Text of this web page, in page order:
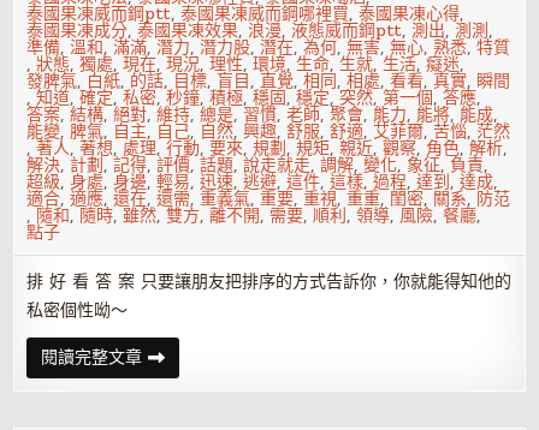
泰國果凍威而鋼ptt,泰國果凍威而鋼哪裡買,泰國果凍心得,
泰國果凍成分,泰國果凍效果,浪漫,液態威而鋼ptt,測出,測測,
準備,溫和,滿滿,潛力,潛力股,潛在,為何,無害,無心,熟悉,特質
,狀態,獨處,現在,現況,理性,環境,生命,生就,生活,癡迷,
發脾氣, 白紙, 的話, 目標,盲目,直覺,相同,相處,看看,真實, 瞬間
,知道,確定,私密,秒鐘,積極,穩固,穩定,突然, 第一個,答應,
答案,結構,絕對,維持,總是, 習慣,老師,聚會,能力, 能將, 能成,
能變,脾氣, 自主, 自己, 自然,興趣,舒服,舒適, 艾菲爾,苦惱,茫然
,著人,著想, 處理,行動,要來,規劃,規矩,親近,觀察, 角色,解析,
解決, 計劃,記得,評價,話題,說走就走,調解,變化, 象征,負責,
超級,身處,身邊,輕易,迅速,逃避,這件,這樣,過程,達到,達成,
適合,適應,還在,還需,重義氣,重要,重視,重重, 閨密, 關系, 防范
, 隨和, 隨時,雖然,雙方,離不開, 需要,順利,領導, 風險,餐廳,
點子
排 好 看 答 案 只要讓朋友把排序的方式告訴你，你就能得知他的
私密個性呦～
閱讀完整文章你
內
心
癡